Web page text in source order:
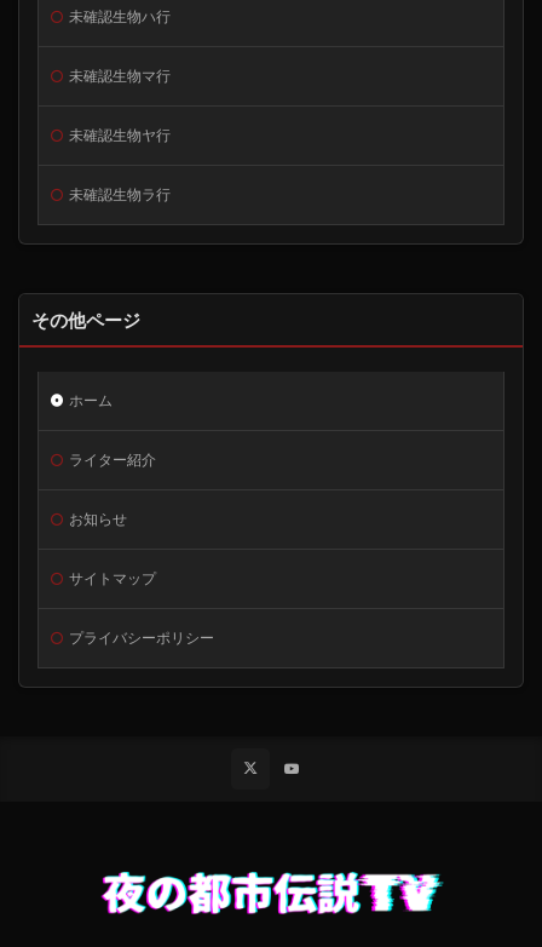
未確認生物ハ行
未確認生物マ行
未確認生物ヤ行
未確認生物ラ行
その他ページ
ホーム
ライター紹介
お知らせ
サイトマップ
プライバシーポリシー